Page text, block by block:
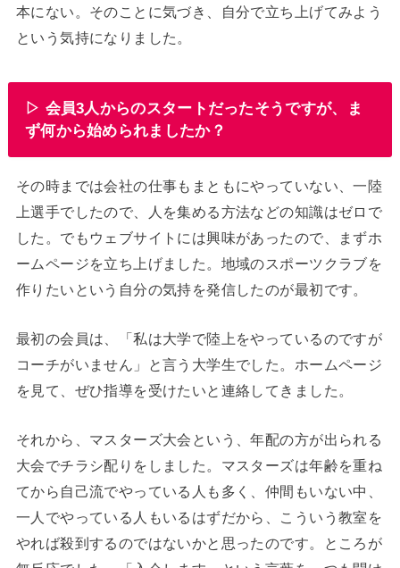
本にない。そのことに気づき、自分で立ち上げてみよう
という気持になりました。
▷ 会員3人からのスタートだったそうですが、ま
ず何から始められましたか？
その時までは会社の仕事もまともにやっていない、一陸
上選手でしたので、人を集める方法などの知識はゼロで
した。でもウェブサイトには興味があったので、まずホ
ームページを立ち上げました。地域のスポーツクラブを
作りたいという自分の気持を発信したのが最初です。
最初の会員は、「私は大学で陸上をやっているのですが
コーチがいません」と言う大学生でした。ホームページ
を見て、ぜひ指導を受けたいと連絡してきました。
それから、マスターズ大会という、年配の方が出られる
大会でチラシ配りをしました。マスターズは年齢を重ね
てから自己流でやっている人も多く、仲間もいない中、
一人でやっている人もいるはずだから、こういう教室を
やれば殺到するのではないかと思ったのです。ところが